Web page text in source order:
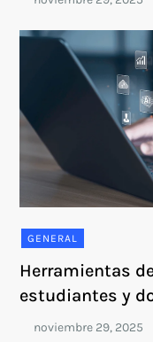
GENERAL
Herramientas
estudiantes y